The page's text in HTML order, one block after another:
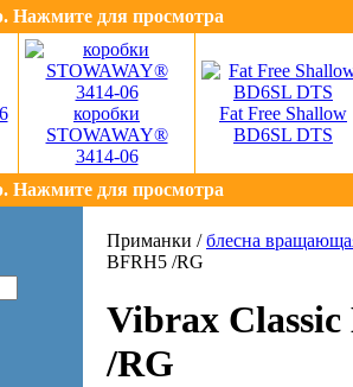
Нажмите для просмотра
коробки
STOWAWAY®
3414-06
Fat Free Shallow
BD6SL DTS
Нажмите для просмотра
Приманки /блесна
BFRH5 /RG
Vibrax
/RG